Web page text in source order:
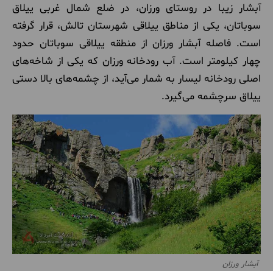
آبشار زیبا در روستای ورزان، در ضلع شمال غربی ییلاق
سوباتان، یکی از مناطق ییلاقی شهرستان تالش، قرار گرفته
است. فاصله آبشار ورزان از منطقه ییلاقی سوباتان حدود
چهار کیلومتر است. آب رودخانه ورزان که یکی از شاخه‌های
اصلی رودخانه لیسار به شمار می‌آید، از چشمه‌های بالا دستی
ییلاق سرچشمه می‌گیرد.
آبشار ورزان